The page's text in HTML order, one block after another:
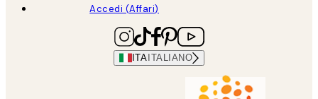
Accedi (Affari)
ITA ITALIANO